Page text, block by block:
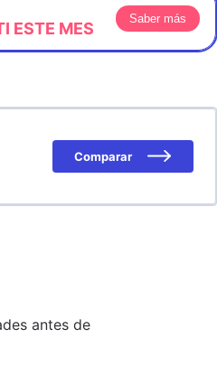
ESTE MES
Saber más
Comparar
antes de